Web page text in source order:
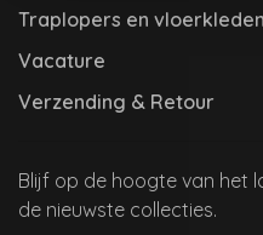
Traplopers en vloerkleden
Vacature
Verzending & Retour
Blijf op de hoogte van het
de nieuwste collecties.